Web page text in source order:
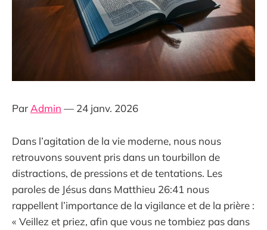
ParAdmin — 24 janv. 2026
Dans l’agitation de la vie moderne, nous nous
retrouvons souvent pris dans un tourbillon de
distractions, de pressions et de tentations. Les
paroles de Jésus dans Matthieu 26:41 nous
rappellent l’importance de la vigilance et de la prière :
« Veillez et priez, afin que vous ne tombiez pas dans